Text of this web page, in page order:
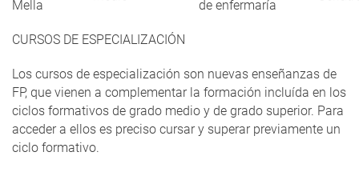
Mella
de enfermaría
CURSOS DE ESPECIALIZACIÓN
Los cursos de especialización son nuevas enseñanzas de
FP, que vienen a complementar la formación incluída en los
ciclos formativos de grado medio y de grado superior. Para
acceder a ellos es preciso cursar y superar previamente un
ciclo formativo.